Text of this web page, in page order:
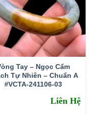
Tay – Ngọc Cẩm
Tự Nhiên – Chuẩn A
#VCTA-241106-03
Liên Hệ